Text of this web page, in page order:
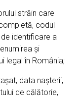
străin care
codul
identificare a
şi
legal în România;
data naşterii,
de călătorie,